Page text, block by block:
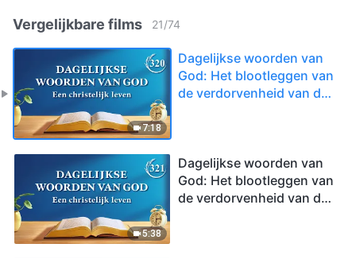
Vergelijkbare films 21/74
7:18
Dagelijkse woorden van
God: Het blootleggen van
de verdorvenheid van de
5:38
Dagelijkse woorden van
God: Het blootleggen van
de verdorvenheid van de